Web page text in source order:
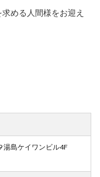
める人間様をお迎え
湯島ケイワンビル4F